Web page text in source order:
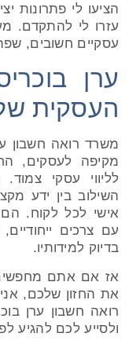
הציעו לי פתרונות
עזרו לי להתקדם.
עסקיים חשובים,
ערן
העסקית
משרד רואה חשבון
מקיפה לעסקים,
לליווי עסקי
השילוב בין ידע
אישי לכל לקוח.
עם צרכים
בדיוק למידותיו.
אז אם אתם מחפשים
את החזון שלכם,
רואה חשבון ערן
ולסייע לכם להגיע